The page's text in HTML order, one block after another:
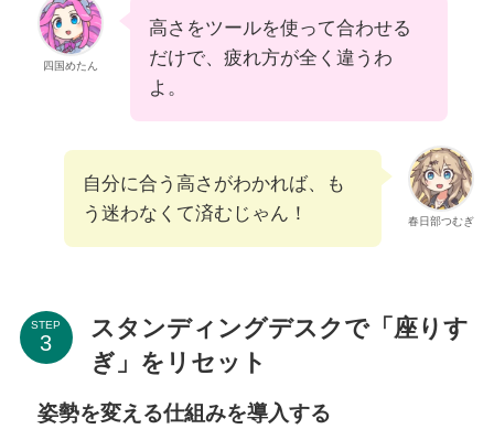
四国めたん
高さをツールを使って合わせる
だけで、疲れ方が全く違うわ
よ。
春日部つむぎ
自分に合う高さがわかれば、も
う迷わなくて済むじゃん！
STEP
スタンディングデスクで「座りす
ぎ」をリセット
姿勢を変える仕組みを導入する